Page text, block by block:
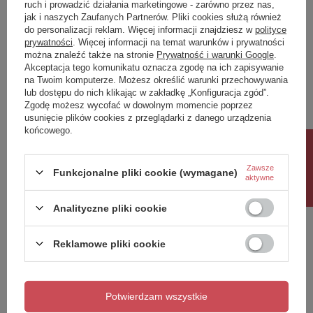
Instalacja
Do postawienia
Waga / szt.
6.5000 kg
Opakowanie1 szt.
EAN
8590913982972
Taric
73269098
Gwarancja
2 lata
Pokaż więcej
Marka Sapho
Podmiot odpowiedzialny za ten
UBC s.r.o. Więcej
Symbol
Potrzebujesz pomocy? Masz pytania?
dla innych.
ruch i prowadzić działania marketingowe - zarówno przez nas,
jak i naszych Zaufanych Partnerów. Pliki cookies służą również
do personalizacji reklam. Więcej informacji znajdziesz w polityce
prywatności . Więcej informacji na temat warunków i prywatności
można znaleźć także na stronie Prywatność i warunki Google
Akceptacja tego komunikatu oznacza zgodę na ich zapisywanie
na Twoim komputerze. Możesz określić warunki przechowywania
lub dostępu do nich klikając w zakładkę „Konfiguracja zgód”.
Zgodę możesz wycofać w dowolnym momencie poprzez
usunięcie plików cookies z przeglądarki z danego urządzenia
końcowego.
Funkcjonalne pliki cookie (wymagane)
Zawsze
aktywne
Analityczne pliki cookie
Reklamowe pliki cookie
Potwierdzam wszystkie